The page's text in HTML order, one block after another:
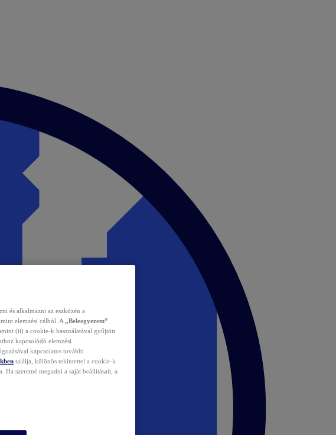
és alkalmazni az eszközén a
elemzési célból. A „Beleegyezem”
(ii) a cookie-k használatával gyűjtött
kapcsolódó elemzési
kapcsolatos további
találja, különös tekintettel a cookie-k
szeretné megadni a saját beállításait, a